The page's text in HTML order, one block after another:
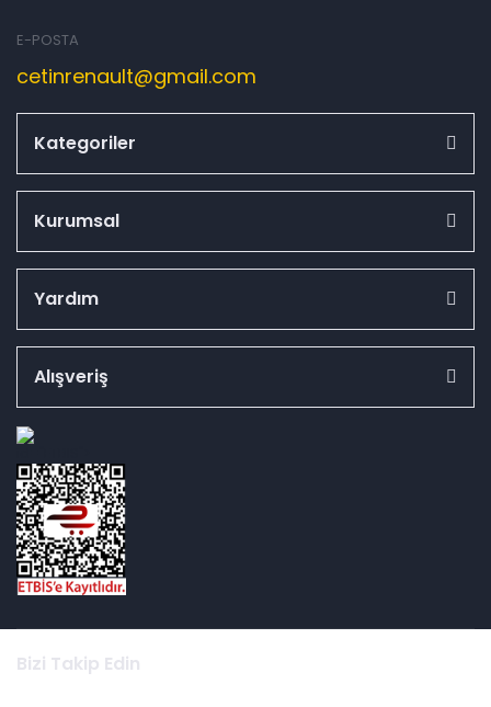
E-POSTA
cetinrenault@gmail.com
Kategoriler
Kurumsal
Yardım
Alışveriş
Bizi Takip Edin